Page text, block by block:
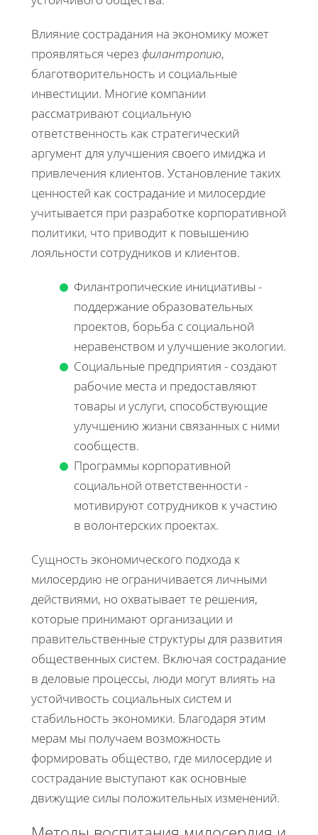
Влияние сострадания на экономику может
проявляться через филантропию,
благотворительность и социальные
инвестиции. Многие компании
рассматривают социальную
ответственность как стратегический
аргумент для улучшения своего имиджа и
привлечения клиентов. Установление таких
ценностей как сострадание и милосердие
учитывается при разработке корпоративной
политики, что приводит к повышению
лояльности сотрудников и клиентов.
Филантропические инициативы -
поддержание образовательных
проектов, борьба с социальной
неравенством и улучшение экологии.
Социальные предприятия - создают
рабочие места и предоставляют
товары и услуги, способствующие
улучшению жизни связанных с ними
сообществ.
Программы корпоративной
социальной ответственности -
мотивируют сотрудников к участию
в волонтерских проектах.
Сущность экономического подхода к
милосердию не ограничивается личными
действиями, но охватывает те решения,
которые принимают организации и
правительственные структуры для развития
общественных систем. Включая сострадание
в деловые процессы, люди могут влиять на
устойчивость социальных систем и
стабильность экономики. Благодаря этим
мерам мы получаем возможность
формировать общество, где милосердие и
сострадание выступают как основные
движущие силы положительных изменений.